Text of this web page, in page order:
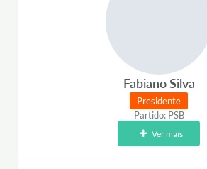
Fabiano Silva
Presidente
Partido: PSB
Ver mais